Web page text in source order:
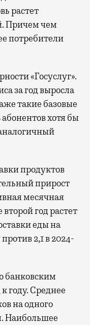
растет
Причем чем
потребители
«Госуслуг».
за год выросла
такие базовые
хотя бы
продуктов
прирост
месячная
год растет
еды на
2,1 в 2024-
банковским
году. Среднее
на одного
Наибольшее